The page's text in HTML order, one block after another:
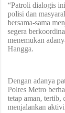
“Patroli dialogis
polisi dan
bersama-sama
segera
menemukan
Hangga.
Dengan adanya
Polres Metro
tetap aman, tertib,
menjalankan